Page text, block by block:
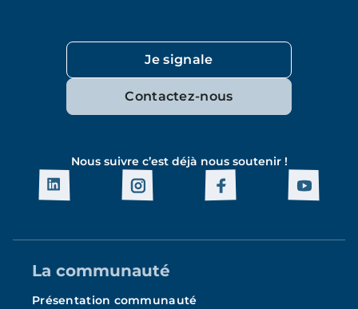
Je signale
Contactez-nous
Nous suivre c’est déjà nous soutenir !
La communauté
Présentation communauté